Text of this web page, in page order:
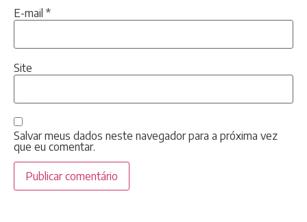
E-mail *
Site
Salvar meus dados neste navegador para a próxima vez
que eu comentar.